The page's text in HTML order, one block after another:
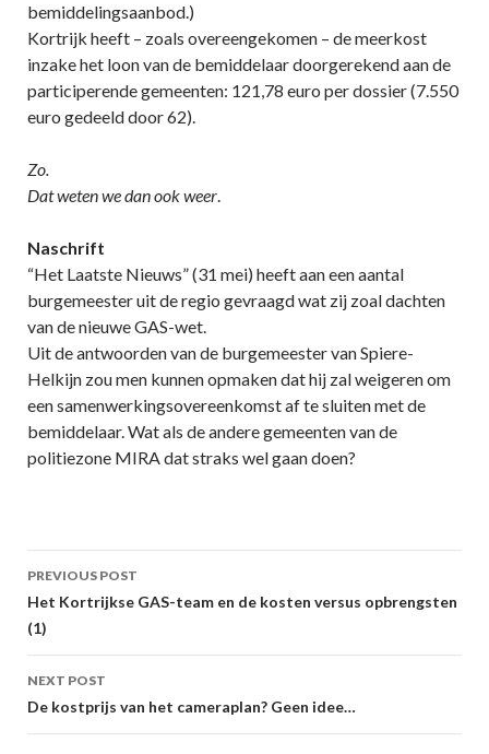
bemiddelingsaanbod.)
Kortrijk heeft – zoals overeengekomen – de meerkost
inzake het loon van de bemiddelaar doorgerekend aan de
participerende gemeenten: 121,78 euro per dossier (7.550
euro gedeeld door 62).
Zo.
Dat weten we dan ook weer.
Naschrift
“Het Laatste Nieuws” (31 mei) heeft aan een aantal
burgemeester uit de regio gevraagd wat zij zoal dachten
van de nieuwe GAS-wet.
Uit de antwoorden van de burgemeester van Spiere-
Helkijn zou men kunnen opmaken dat hij zal weigeren om
een samenwerkingsovereenkomst af te sluiten met de
bemiddelaar. Wat als de andere gemeenten van de
politiezone MIRA dat straks wel gaan doen?
Post
navigation
PREVIOUS POST
Het Kortrijkse GAS-team en de kosten versus opbrengsten
(1)
NEXT POST
De kostprijs van het cameraplan? Geen idee…